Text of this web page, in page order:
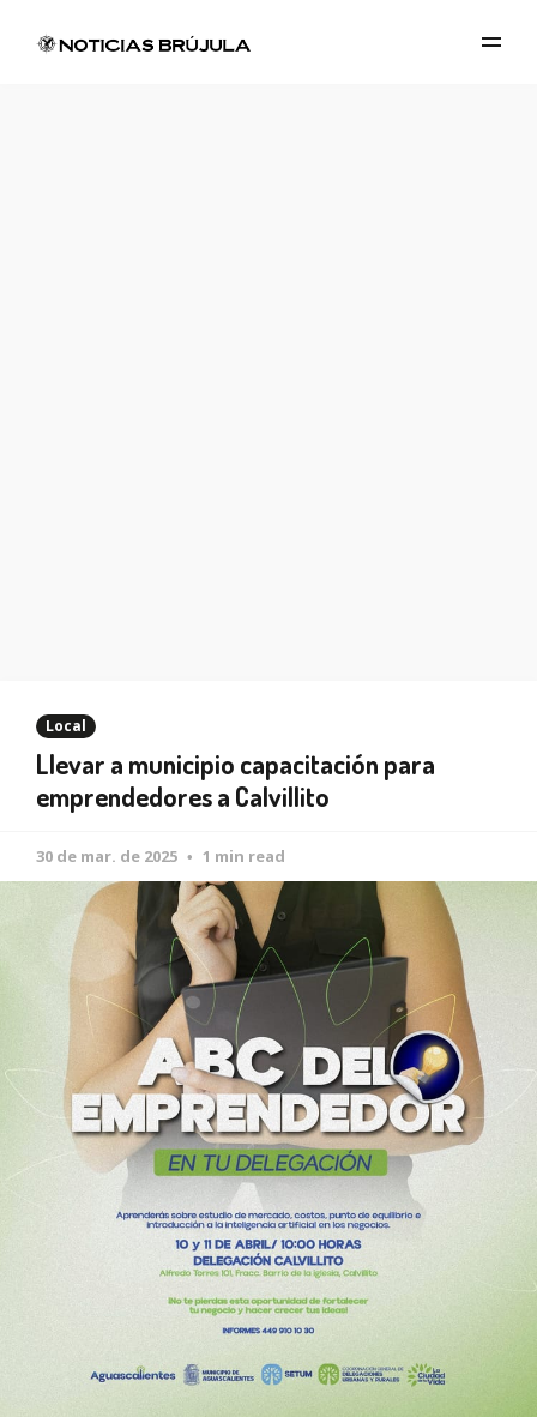
Local
Llevar a municipio capacitación para
emprendedores a Calvillito
30 de mar. de 2025 1 min read